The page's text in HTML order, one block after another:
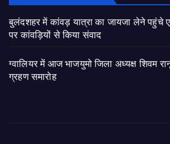
बुलंदशहर में कांवड़ यात्रा का जायजा लेने पहुंचे
पर कांवड़ियों से किया संवाद
ग्वालियर में आज भाजयुमो जिला अध्यक्ष शिवम
ग्रहण समारोह